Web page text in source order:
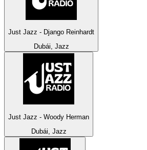
Just Jazz - Django Reinhardt
Dubái, Jazz
Just Jazz - Woody Herman
Dubái, Jazz